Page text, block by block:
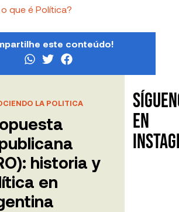
que é Política?
este conteúdo!
LA POLITICA
historia y
en
en